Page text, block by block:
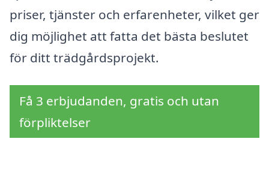
priser, tjänster och erfarenheter, vilket ger
dig möjlighet att fatta det bästa beslutet
för ditt trädgårdsprojekt.
Få 3 erbjudanden, gratis och utan
förpliktelser